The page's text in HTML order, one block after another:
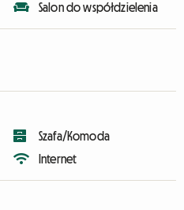
Salon do współdzielenia
Szafa/Komoda
Internet